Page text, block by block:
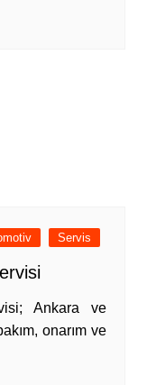
Servis
Ankara ve
onarım ve